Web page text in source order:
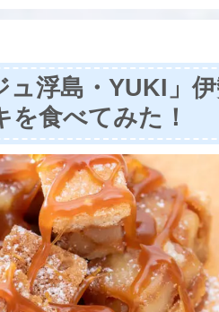
ュ浮島・YUKI」
を食べてみた！